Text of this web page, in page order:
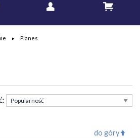
Planes
do góry